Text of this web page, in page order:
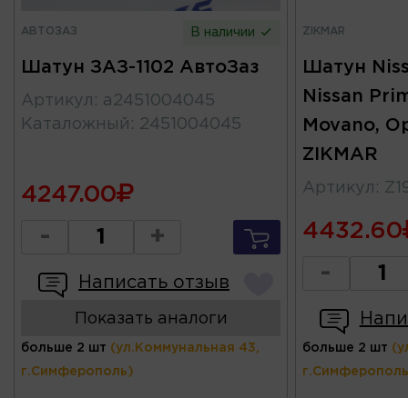
АВТОЗАЗ В наличии
Шатун ЗАЗ-1102 АвтоЗаз
Артикул : а2451004045
Каталожный : 2451004045
4247.00
- +
Написать отзыв
Показать аналоги
больше 2 шт (ул.Коммунальная 43,
г.Симферополь)
ZIKMAR
Шатун
Nissan
Movano,
ZIKMAR
Артикул :
4432.60
-
больше 2 шт